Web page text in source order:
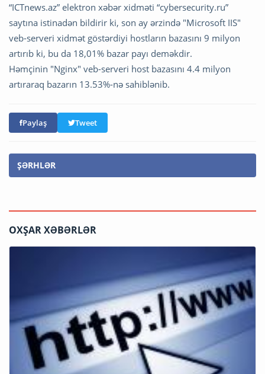
“ICTnews.az” elektron xəbər xidməti “cybersecurity.ru”
saytına istinadən bildirir ki, son ay ərzində "Microsoft IIS"
veb-serveri xidmət göstərdiyi hostların bazasını 9 milyon
artırıb ki, bu da 18,01% bazar payı deməkdir.
Həmçinin "Nginx" veb-serveri host bazasını 4.4 milyon
artıraraq bazarın 13.53%-nə sahiblənib.
Paylaş Tweet
ŞƏRHLƏR
OXŞAR XƏBƏRLƏR